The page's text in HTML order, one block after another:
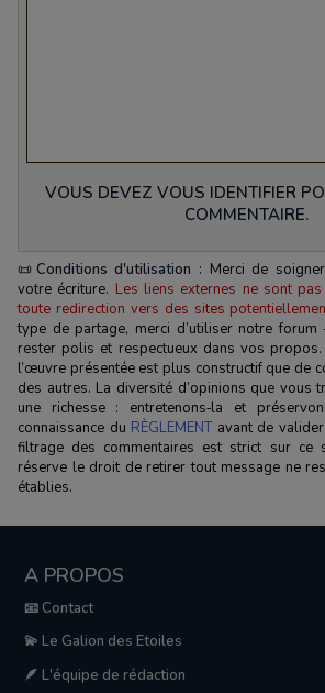
VOUS DEVEZ VOUS IDENTIFIER
COMMENTAIRE.
📜 Conditions d'utilisation : Merci de
votre écriture. Les liens externes ne sont
toute redirection vers des sites
type de partage, merci d’utiliser notre forum
rester polis et respectueux dans vos
l’œuvre présentée est plus constructif que de
des autres. La diversité d’opinions que vous
une richesse : entretenons‑la et
connaissance du RÈGLEMENT avant de
filtrage des commentaires est strict sur ce
réserve le droit de retirer tout message ne
établies.
A PROPOS
📧 Contact
💫 Le Galion des Etoiles
🪶 L'équipe de rédaction